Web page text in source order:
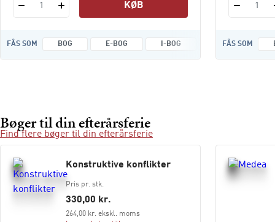
1 KØB
FÅS SOM BOG E-BOG I-BOG
1
FÅS SOM
Bøger til din efterårsferie
Find flere bøger til din efterårsferie
Konstruktive konflikter
Pris pr. stk.
330,00 kr.
264,00 kr. ekskl. moms